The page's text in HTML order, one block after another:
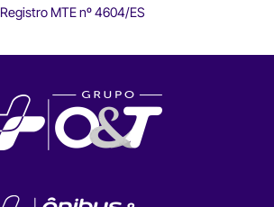
Registro MTE nº 4604/ES